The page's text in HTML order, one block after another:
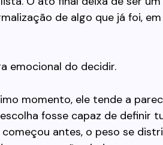
de algo que já foi,
emocional do decidir.
momento, ele tende a
fosse capaz de definir
antes, o peso se